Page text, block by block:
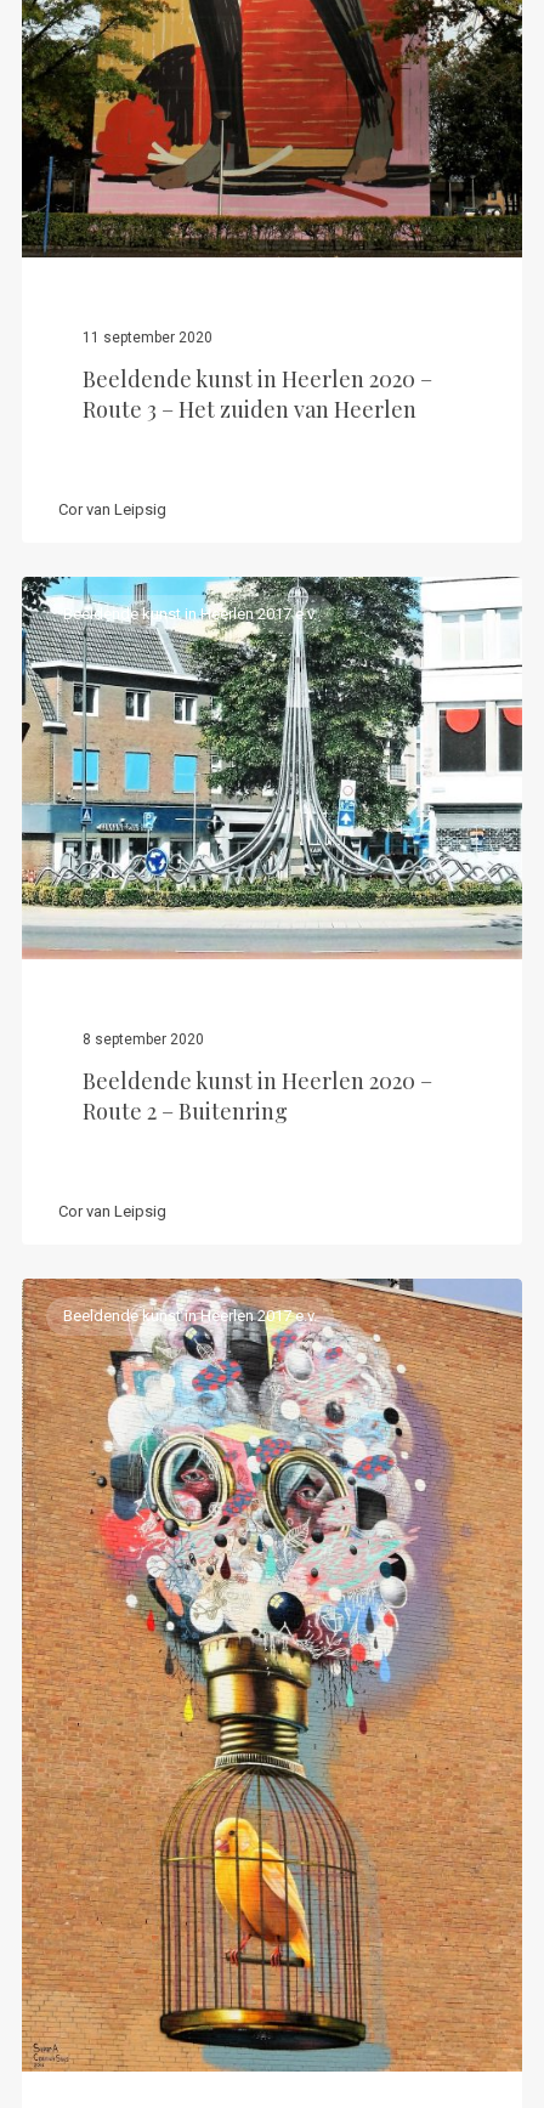
11 september 2020
Beeldende kunst in Heerlen 2020 –
Route 3 – Het zuiden van Heerlen
Cor van Leipsig
Beeldende kunst in Heerlen 2017 e.v.
8 september 2020
Beeldende kunst in Heerlen 2020 –
Route 2 – Buitenring
Cor van Leipsig
Beeldende kunst in Heerlen 2017 e.v.